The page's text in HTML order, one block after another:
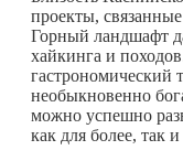
проекты,
Горный ландшафт
хайкинга и
гастрономический
необыкновенно
можно успешно
как для более, так